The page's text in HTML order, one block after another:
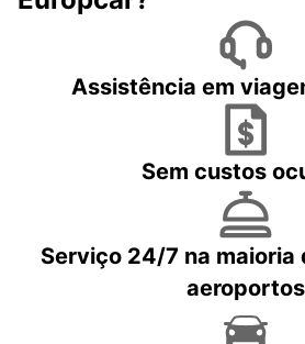
Assistência em
Sem custos
Serviço 24/7 na maioria
aeroportos